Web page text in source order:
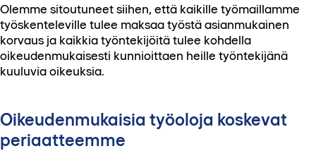
Olemme sitoutuneet siihen, että kaikille työmaillamme
työskenteleville tulee maksaa työstä asianmukainen
korvaus ja kaikkia työntekijöitä tulee kohdella
oikeudenmukaisesti kunnioittaen heille työntekijänä
kuuluvia oikeuksia.
Oikeudenmukaisia työoloja koskevat
periaatteemme